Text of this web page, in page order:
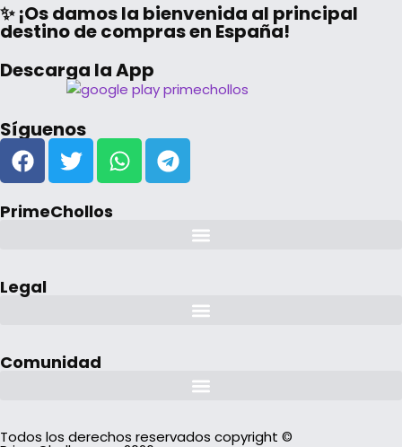
✨ ¡Os damos la bienvenida al principal
destino de compras en España!
Descarga la App
Síguenos
PrimeChollos
Legal
Comunidad
Todos los derechos reservados copyright ©